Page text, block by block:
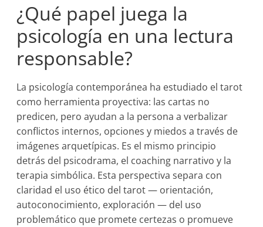
¿Qué papel juega la
psicología en una lectura
responsable?
La psicología contemporánea ha estudiado el tarot
como herramienta proyectiva: las cartas no
predicen, pero ayudan a la persona a verbalizar
conflictos internos, opciones y miedos a través de
imágenes arquetípicas. Es el mismo principio
detrás del psicodrama, el coaching narrativo y la
terapia simbólica. Esta perspectiva separa con
claridad el uso ético del tarot — orientación,
autoconocimiento, exploración — del uso
problemático que promete certezas o promueve